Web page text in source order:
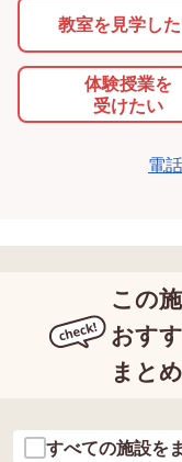
教室を見学し
体験授業を
受けたい
電
この
おす
まと
すべての施設を